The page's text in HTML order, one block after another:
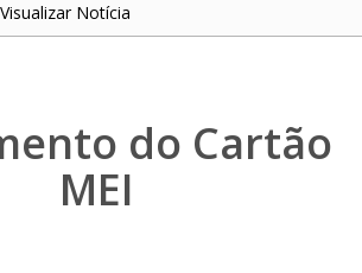
Visualizar Notícia
do Cartão
MEI